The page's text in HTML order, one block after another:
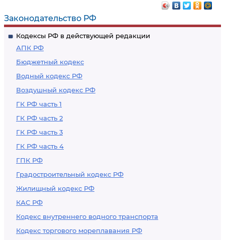
Законодательство РФ
Кодексы РФ в действующей редакции
АПК РФ
Бюджетный кодекс
Водный кодекс РФ
Воздушный кодекс РФ
ГК РФ часть 1
ГК РФ часть 2
ГК РФ часть 3
ГК РФ часть 4
ГПК РФ
Градостроительный кодекс РФ
Жилищный кодекс РФ
КАС РФ
Кодекс внутреннего водного транспорта
Кодекс торгового мореплавания РФ